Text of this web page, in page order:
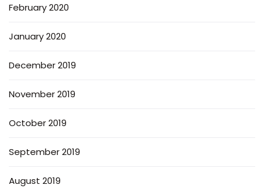
February 2020
January 2020
December 2019
November 2019
October 2019
September 2019
August 2019